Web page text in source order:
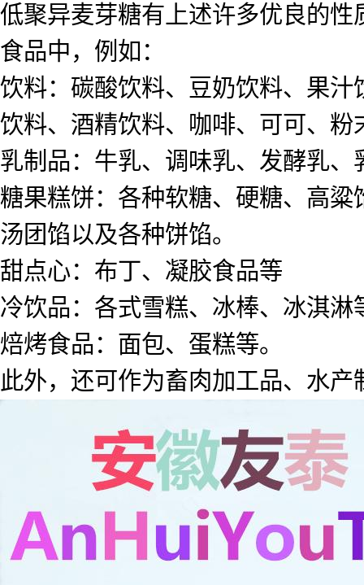
低聚异麦芽糖有上述许多优良的
食品中，例如：
饮料：碳酸饮料、豆奶饮料、果
饮料、酒精饮料、咖啡、可可、粉
乳制品：牛乳、调味乳、发酵乳
糖果糕饼：各种软糖、硬糖、高
汤团馅以及各种饼馅。
甜点心：布丁、凝胶食品等
冷饮品：各式雪糕、冰棒、冰淇淋
焙烤食品：面包、蛋糕等。
此外，还可作为畜肉加工品、水